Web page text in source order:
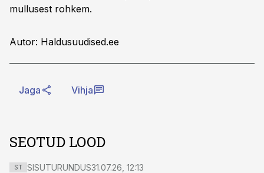
mullusest rohkem.
Autor: Haldusuudised.ee
Jaga Vihja
SEOTUD LOOD
ST SISUTURUNDUS31.07.26, 12:13